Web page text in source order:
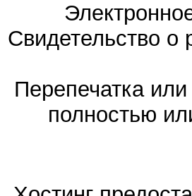
Свидетельство
Перепечатка
полностью